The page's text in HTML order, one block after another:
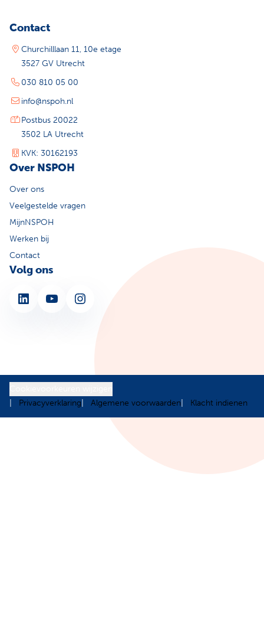
Contact
Churchilllaan 11, 10e etage
3527 GV Utrecht
030 810 05 00
info@nspoh.nl
Postbus 20022
3502 LA Utrecht
KVK: 30162193
Over NSPOH
Over ons
Veelgestelde vragen
MijnNSPOH
Werken bij
Contact
Volg ons
LinkedIn YouTube Instagram
Privacyverklaring
Algemene voorwaarden Klacht indienen